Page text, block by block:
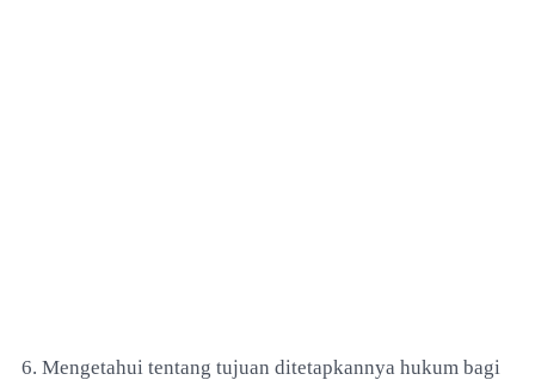
6. Mengetahui tentang tujuan ditetapkannya hukum bagi